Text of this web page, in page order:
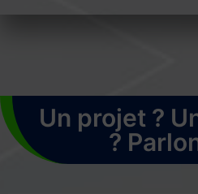
Un projet ?
?